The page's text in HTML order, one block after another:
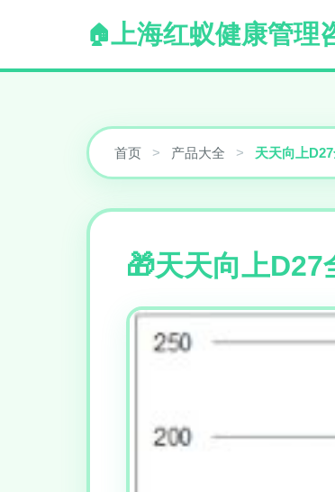
上海红蚁健康管理
首页 > 产品大全 > 天天向上
天天向上D27